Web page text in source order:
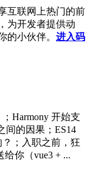
互联网上热门的前
为开发者提供动
的小伙伴。 进入码
Harmony 开始支
间的因果；ES14
；入职之前，狂
你（vue3 + ...